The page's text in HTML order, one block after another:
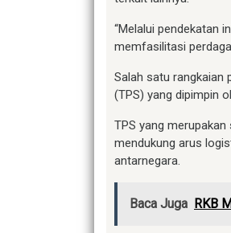
“Melalui pendekatan
memfasilitasi
Salah satu rangkaian
(TPS) yang dipimpin
TPS yang
mendukung arus
antarnegara.
Baca Juga RKB